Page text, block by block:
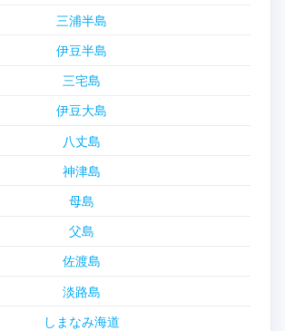
三浦半島
伊豆半島
三宅島
伊豆大島
八丈島
神津島
母島
父島
佐渡島
淡路島
しまなみ海道